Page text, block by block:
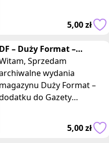
magazyn
5,00 zł
– Duży Format –
Gazety
z roku 2007
Sprzedam
wydania
Duży Format –
do Gazety
magazyn
5,00 zł